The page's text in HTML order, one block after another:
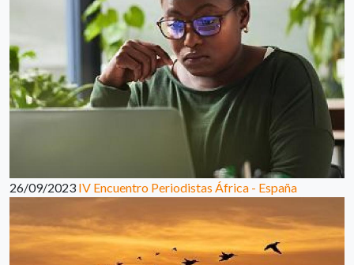
26/09/2023 IV Encuentro Periodistas África - España